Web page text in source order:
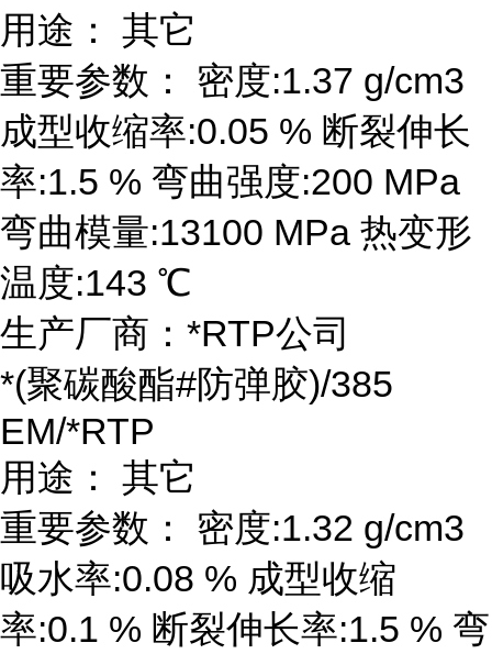
用途： 其它
重要参数： 密度:1.37 g/cm3
成型收缩率:0.05 % 断裂伸长
率:1.5 % 弯曲强度:200 MPa
弯曲模量:13100 MPa 热变形
温度:143 ℃
生产厂商：*RTP公司
*(聚碳酸酯#防弹胶)/385
EM/*RTP
用途： 其它
重要参数： 密度:1.32 g/cm3
吸水率:0.08 % 成型收缩
率:0.1 % 断裂伸长率:1.5 % 弯